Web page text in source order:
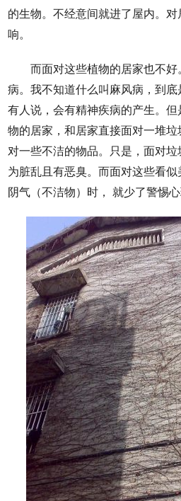
的生物。不经意间就进了屋内。
响。
而面对这些植物的居家也不
病。我不知道什么叫麻风病，到底
有人说，会有精神疾病的产生。
物的居家，和居家直接面对一堆
对一些不洁的物品。只是，面对
为脏乱且有恶臭。而面对这些看
阴气（不洁物）时， 就少了警惕心